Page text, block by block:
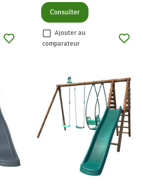
Consulter
Ajouter au
comparateur